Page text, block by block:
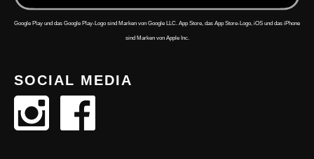
Google Play und das Google Play-Logo sind Marken von Google LLC. App Store, das App Store-Logo, iOS und das iPhone
sind Marken von Apple Inc.
SOCIAL MEDIA